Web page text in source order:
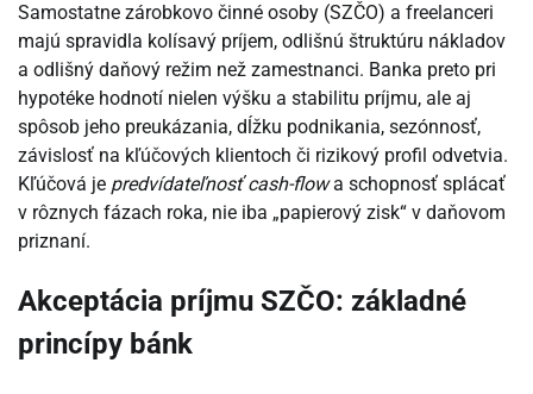
Samostatne zárobkovo činné osoby (SZČO) a freelanceri
majú spravidla kolísavý príjem, odlišnú štruktúru nákladov
a odlišný daňový režim než zamestnanci. Banka preto pri
hypotéke hodnotí nielen výšku a stabilitu príjmu, ale aj
spôsob jeho preukázania, dĺžku podnikania, sezónnosť,
závislosť na kľúčových klientoch či rizikový profil odvetvia.
Kľúčová je predvídateľnosť cash-flowa schopnosť splácať
v rôznych fázach roka, nie iba „papierový zisk“ v daňovom
priznaní.
Akceptácia príjmu SZČO: základné
princípy bánk